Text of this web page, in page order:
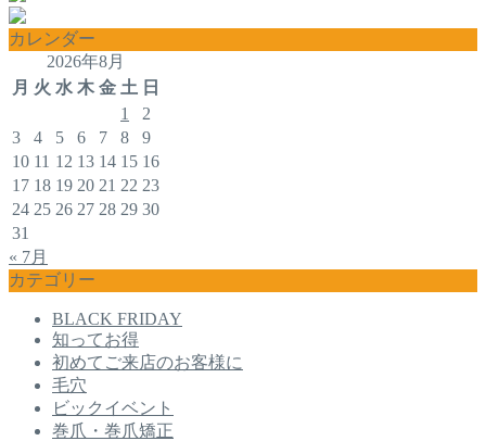
カレンダー
2026年8月
月 火 水 木 金 土 日
1
2
3
4 5 6 7 8
9
10 11 12 13 14 15 16
17 18 19 20 21 22 23
24 25 26 27 28 29 30
31
« 7月
カテゴリー
BLACK FRIDAY
知ってお得
初めてご来店のお客様に
毛穴
ビックイベント
巻爪・巻爪矯正